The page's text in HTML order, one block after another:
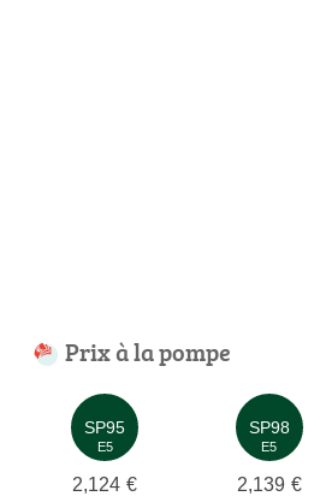
Prix à la pompe
SP95
E5
2,124 €
SP98
E5
2,139 €